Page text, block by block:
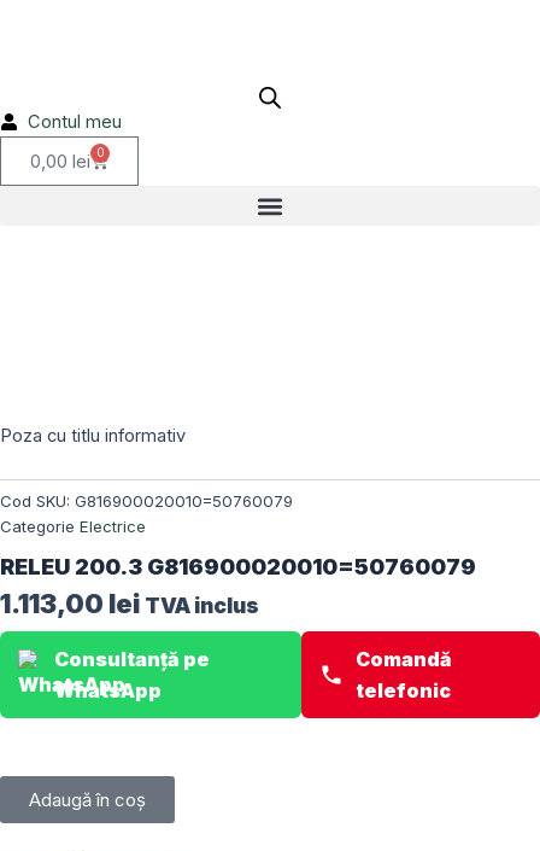
Contul meu
0,00 lei 0
Cart
Poza cu titlu informativ
Cod SKU: G816900020010=50760079
Categorie Electrice
RELEU 200.3 G816900020010=50760079
1.113,00 lei TVA inclus
Consultanță pe
WhatsApp
Comandă
telefonic
Adaugă în coș